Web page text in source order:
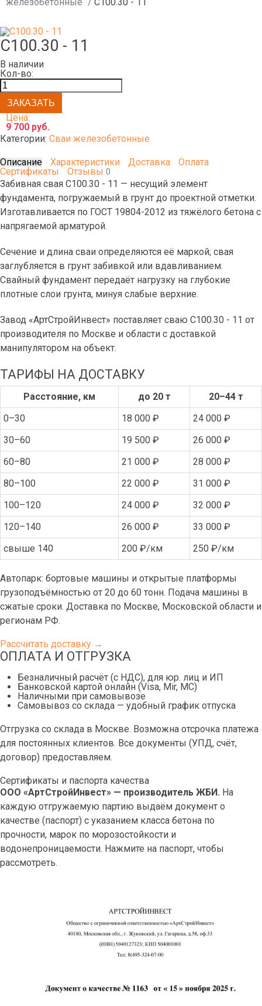
С100.30 - 11
В наличии
Кол-во:
Цена:
9 700 руб.
Категории: Сваи железобетонные
Описание Характеристики Доставка
Оплата
Сертификаты
Отзывы 0
Забивная свая С100.30 - 11 — несущий элемент
фундамента, погружаемый в грунт до проектной отметки.
Изготавливается по ГОСТ 19804-2012 из тяжёлого бетона с
напрягаемой арматурой.
Сечение и длина сваи определяются её маркой; свая
заглубляется в грунт забивкой или вдавливанием.
Свайный фундамент передаёт нагрузку на глубокие
плотные слои грунта, минуя слабые верхние.
Завод «АртСтройИнвест» поставляет сваю С100.30 - 11 от
производителя по Москве и области с доставкой
манипулятором на объект.
ТАРИФЫ НА ДОСТАВКУ
Расстояние, км до 20 т
20–44 т
0–30
18 000 ₽
24 000 ₽
30–60
19 500 ₽
26 000 ₽
60–80
21 000 ₽
28 000 ₽
80–100
22 000 ₽
31 000 ₽
100–120
24 000 ₽
32 000 ₽
120–140
26 000 ₽
33 000 ₽
свыше 140
200 ₽/км 250 ₽/км
Автопарк: бортовые машины и открытые платформы
грузоподъёмностью от 20 до 60 тонн. Подача машины в
сжатые сроки. Доставка по Москве, Московской области и
регионам РФ.
Рассчитать доставку →
ОПЛАТА И ОТГРУЗКА
Безналичный расчёт (с НДС), для юр. лиц и ИП
Банковской картой онлайн (Visa, Mir, МС)
Наличными при самовывозе
Самовывоз со склада — удобный график отпуска
Отгрузка со склада в Москве. Возможна отсрочка платежа
для постоянных клиентов. Все документы (УПД, счёт,
договор) предоставляем.
Сертификаты и паспорта качества
ООО «АртСтройИнвест» — производитель ЖБИ. На
каждую отгружаемую партию выдаём документ о
качестве (паспорт) с указанием класса бетона по
прочности, марок по морозостойкости и
водонепроницаемости. Нажмите на паспорт, чтобы
рассмотреть.